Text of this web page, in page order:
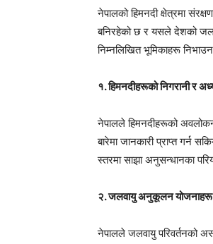
नेपालको हिमनदी क्षेत्रमा
बनिरहेको छ र यसले देशको जल
निम्नलिखित भूमिकाहरू
१. हिमनदीहरूको निगरानी र
नेपालले हिमनदीहरूको अवलोकन
बारेमा जानकारी प्राप्त गर्न
स्तरमा साझा अनुसन्धानका
२. जलवायु अनुकूलन योजनाहरू
नेपालले जलवायु परिवर्तनको